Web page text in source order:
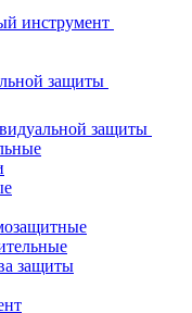
инструмент
защиты
защиты
защиты